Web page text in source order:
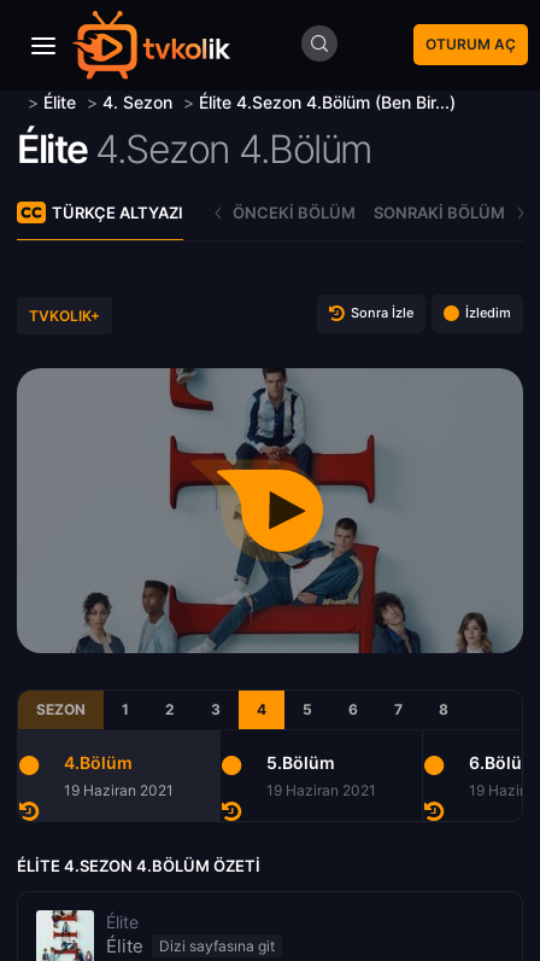
OTURUM AÇ
> Élite > 4. Sezon > Élite 4.Sezon 4.Bölüm (Ben Bir...)
Élite 4.Sezon 4.Bölüm
TÜRKÇE ALTYAZI ÖNCEKI BÖLÜM SONRAKI BÖLÜM
TVKOLIK+ Sonra İzle İzledim
SEZON 1 2 3 4 5 6 7 8
4.Bölüm
19 Haziran 2021
5.Bölüm
19 Haziran 2021
6.Bölüm
19
ÉLITE 4.SEZON 4.BÖLÜM ÖZETI
Élite
Élite